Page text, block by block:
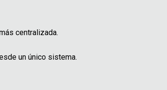
centralizada.
un único sistema.